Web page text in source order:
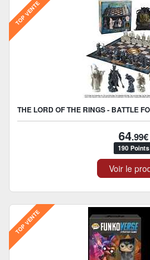
TOP VENTE
64.99€
190 Points
Voir le
TOP VENTE